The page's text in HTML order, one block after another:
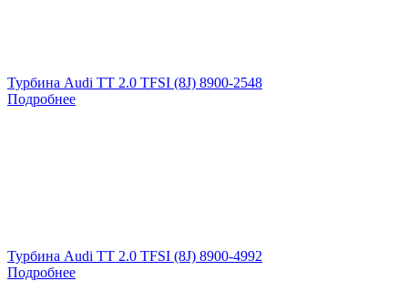
Турбина Audi TT 2.0 TFSI (8J) 8900-2548
Подробнее
Турбина Audi TT 2.0 TFSI (8J) 8900-4992
Подробнее